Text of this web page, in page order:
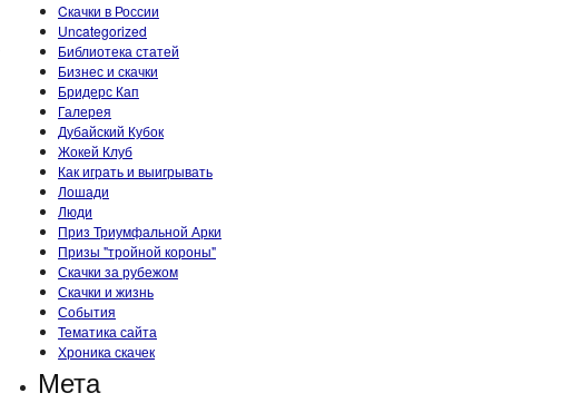
Cкачки в России
Uncategorized
Библиотека статей
Бизнес и скачки
Бридерс Кап
Галерея
Дубайский Кубок
Жокей Клуб
Как играть и выигрывать
Лошади
Люди
Приз Триумфальной Арки
Призы "тройной короны"
Скачки за рубежом
Скачки и жизнь
События
Тематика сайта
Хроника скачек
Мета